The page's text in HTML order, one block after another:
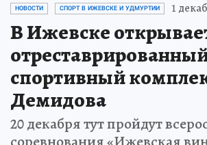
НОВОСТИ СПОРТ В ИЖЕВСКЕ И УДМУРТИИ 1
В Ижевске
спортивный
Демидова
20 декабря тут пройдут